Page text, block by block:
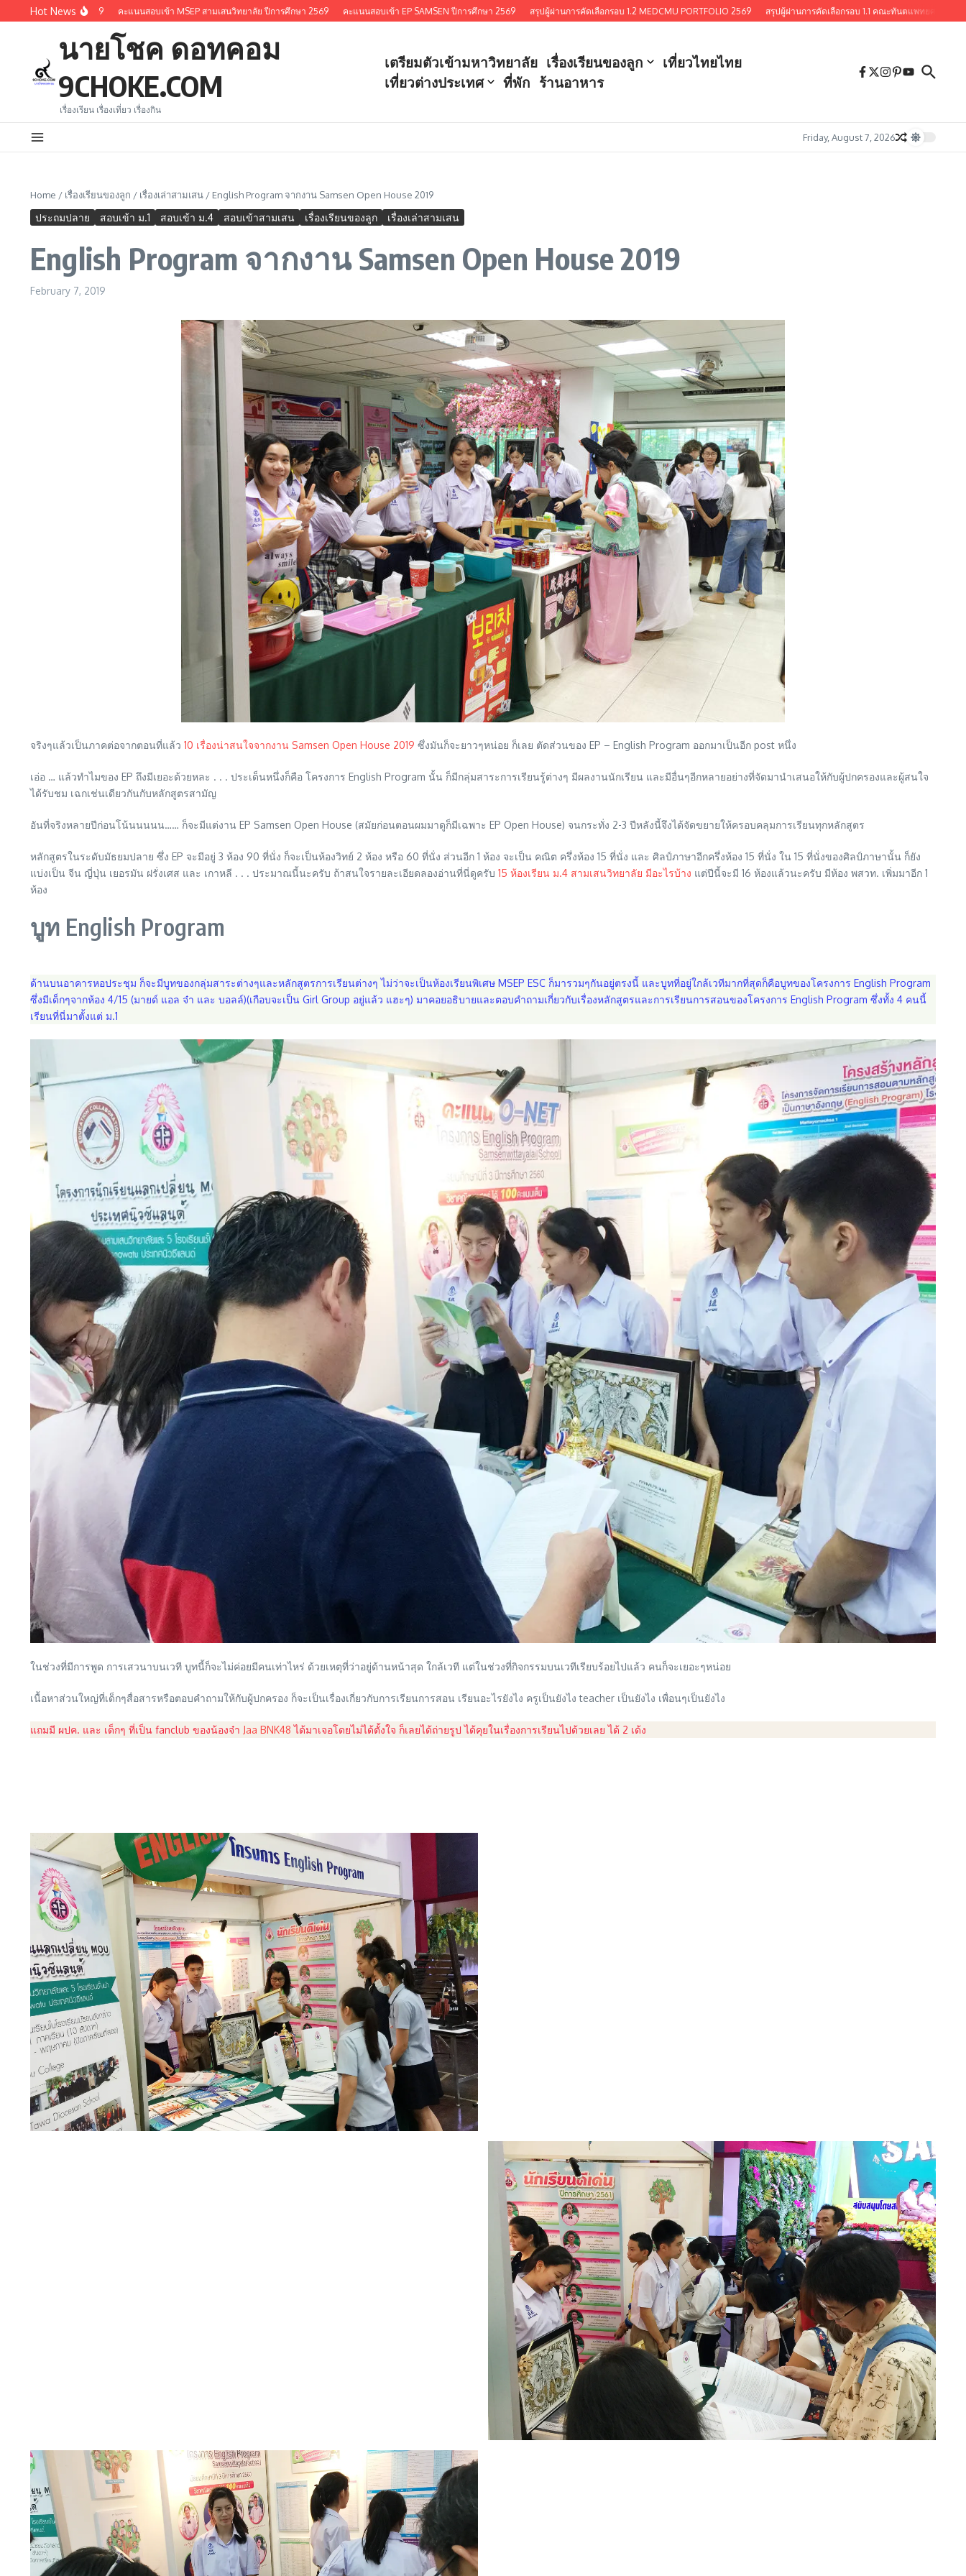
Skip to content
Hot News
ารศึกษา 2569 คะแนนสอบเข้า MSEP สามเสนวิทยาลัย ปีการศึกษา 2569 คะแนนสอบเข้า EP SAMSEN ปีการศึกษา 2569 สรุปผู้ผ่านการคัดเลือกรอบ 1.2 MEDCMU PORTFOLIO 2569 สรุปผู้ผ่านการคัดเลือกรอบ 1.1 คณะทันตแพทยศาสตร์ มหาวิทยาลัยเ
นายโชค ดอทคอม
9CHOKE.COM
เรื่องเรียน เรื่องเที่ยว เรื่องกิน
เตรียมตัวเข้ามหาวิทยาลัย เรื่องเรียนของลูก
เที่ยวไทยไทย
เที่ยวต่างประเทศ
ที่พัก ร้านอาหาร
Friday, August 7, 2026
Home / เรื่องเรียนของลูก / เรื่องเล่าสามเสน / English Program จากงาน Samsen Open House 2019
ประถมปลาย สอบเข้า ม.1 สอบเข้า ม.4 สอบเข้าสามเสน เรื่องเรียนของลูก เรื่องเล่าสามเสน
English Program จากงาน Samsen Open House 2019
February 7, 2019
จริงๆแล้วเป็นภาคต่อจากตอนที่แล้ว 10 เรื่องน่าสนใจจากงาน Samsen Open House 2019 ซึ่งมันก็จะยาวๆหน่อย ก็เลย ตัดส่วนของ EP – English Program ออกมาเป็นอีก post หนึ่ง
เอ่อ … แล้วทำไมของ EP ถึงมีเยอะด้วยหละ . . . ประเด็นหนึ่งก็คือ โครงการ English Program นั้น ก็มีกลุ่มสาระการเรียนรู้ต่างๆ มีผลงานนักเรียน และมีอื่นๆอีกหลายอย่างที่จัดมานำเสนอให้กับผู้ปกครองและผู้สนใจ
ได้รับชม เฉกเช่นเดียวกันกับหลักสูตรสามัญ
อันที่จริงหลายปีก่อนโน้นนนนน…… ก็จะมีแต่งาน EP Samsen Open House (สมัยก่อนตอนผมมาดูก็มีเฉพาะ EP Open House) จนกระทั่ง 2-3 ปีหลังนี้จึงได้จัดขยายให้ครอบคลุมการเรียนทุกหลักสูตร
หลักสูตรในระดับมัธยมปลาย ซึ่ง EP จะมีอยู่ 3 ห้อง 90 ที่นั่ง ก็จะเป็นห้องวิทย์ 2 ห้อง หรือ 60 ที่นั่ง ส่วนอีก 1 ห้อง จะเป็น คณิต ครึ่งห้อง 15 ที่นั่ง และ ศิลป์ภาษาอีกครึ่งห้อง 15 ที่นั่ง ใน 15 ที่นั่งของศิลป์ภาษานั้น ก็ยัง
แบ่งเป็น จีน ญี่ปุ่น เยอรมัน ฝรั่งเศส และ เกาหลี . . . ประมาณนี้นะครับ ถ้าสนใจรายละเอียดลองอ่านที่นี่ดูครับ 15 ห้องเรียน ม.4 สามเสนวิทยาลัย มีอะไรบ้าง แต่ปีนี้จะมี 16 ห้องแล้วนะครับ มีห้อง พสวท. เพิ่มมาอีก 1
ห้อง
บูท English Program
ด้านบนอาคารหอประชุม ก็จะมีบูทของกลุ่มสาระต่างๆและหลักสูตรการเรียนต่างๆ ไม่ว่าจะเป็นห้องเรียนพิเศษ MSEP ESC ก็มารวมๆกันอยู่ตรงนี้ และบูทที่อยู่ใกล้เวทีมากที่สุดก็คือบูทของโครงการ English Program
ซึ่งมีเด็กๆจากห้อง 4/15 (มายด์ แอล จ๋า และ บอลล์)(เกือบจะเป็น Girl Group อยู่แล้ว แฮะๆ) มาคอยอธิบายและตอบคำถามเกี่ยวกับเรื่องหลักสูตรและการเรียนการสอนของโครงการ English Program ซึ่งทั้ง 4 คนนี้
เรียนที่นี่มาตั้งแต่ ม.1
ในช่วงที่มีการพูด การเสวนาบนเวที บูทนี้ก็จะไม่ค่อยมีคนเท่าไหร่ ด้วยเหตุที่ว่าอยู่ด้านหน้าสุด ใกล้เวที แต่ในช่วงที่กิจกรรมบนเวทีเรียบร้อยไปแล้ว คนก็จะเยอะๆหน่อย
เนื้อหาส่วนใหญ่ที่เด็กๆสื่อสารหรือตอบคำถามให้กับผู้ปกครอง ก็จะเป็นเรื่องเกี่ยวกับการเรียนการสอน เรียนอะไรยังไง ครูเป็นยังไง teacher เป็นยังไง เพื่อนๆเป็นยังไง
แถมมี ผปค. และ เด็กๆ ที่เป็น fanclub ของน้องจ๋า Jaa BNK48 ได้มาเจอโดยไม่ได้ตั้งใจ ก็เลยได้ถ่ายรูป ได้คุยในเรื่องการเรียนไปด้วยเลย ได้ 2 เด้ง